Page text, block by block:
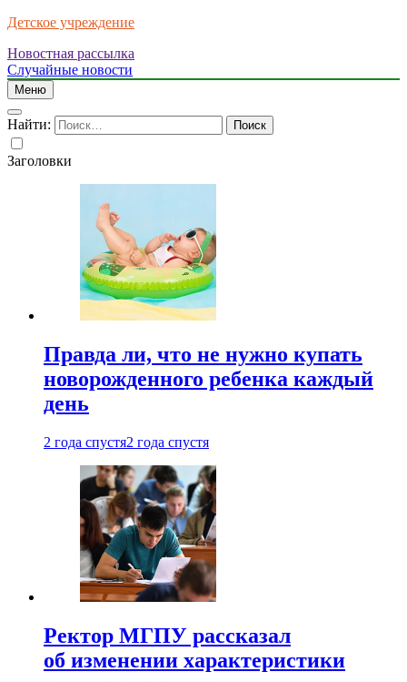
Детское учреждение
Новостная рассылка
Случайные новости
Меню
Найти:
Заголовки
Правда ли, что не нужно купать
новорожденного ребенка каждый
день
2 года спустя2 года спустя
Ректор МГПУ рассказал
об изменении характеристики